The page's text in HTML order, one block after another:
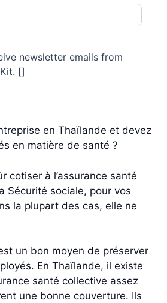
newsletter emails from
[]
en Thaïlande et devez
en matière de santé ?
cotiser à l’assurance santé
Sécurité sociale, pour vos
la plupart des cas, elle ne
un bon moyen de préserver
En Thaïlande, il existe
santé collective assez
une bonne couverture. Ils